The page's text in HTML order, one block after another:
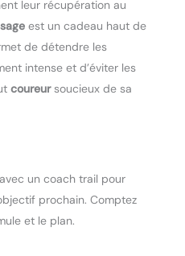
leur récupération au
est un cadeau haut de
de détendre les
intense et d’éviter les
coureursoucieux de sa
un coach trail pour
prochain. Comptez
et le plan.